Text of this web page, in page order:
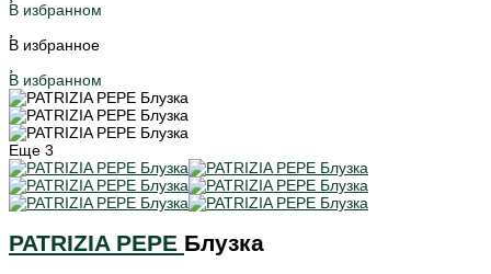
В избранном
В избранное
В избранном
Еще 3
PATRIZIA PEPE Блузка